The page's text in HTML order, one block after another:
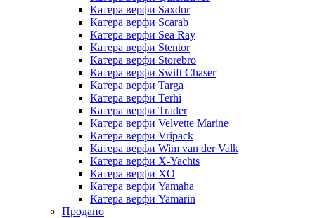
Катера верфи Saxdor
Катера верфи Scarab
Катера верфи Sea Ray
Катера верфи Stentor
Катера верфи Storebro
Катера верфи Swift Chaser
Катера верфи Targa
Катера верфи Terhi
Катера верфи Trader
Катера верфи Velvette Marine
Катера верфи Vripack
Катера верфи Wim van der Valk
Катера верфи X-Yachts
Катера верфи XO
Катера верфи Yamaha
Катера верфи Yamarin
Продано